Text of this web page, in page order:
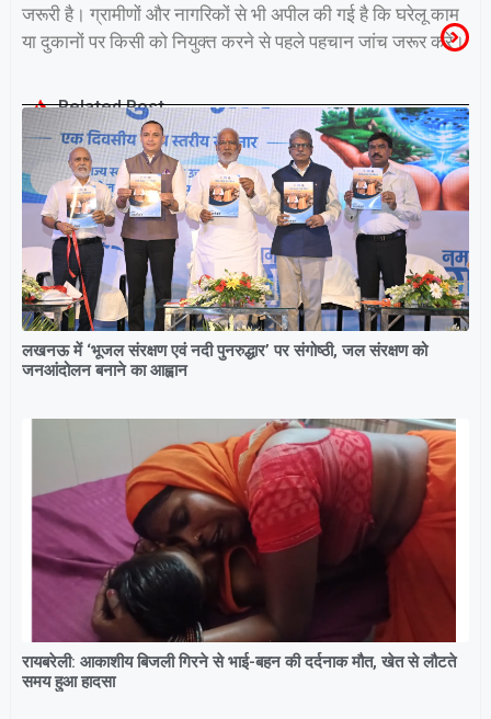
जरूरी है। ग्रामीणों और नागरिकों से भी अपील की गई है कि घरेलू काम
या दुकानों पर किसी को नियुक्त करने से पहले पहचान जांच जरूर करें।
Related Post
लखनऊ में ‘भूजल संरक्षण एवं नदी पुनरुद्धार’ पर संगोष्ठी, जल संरक्षण को
जनआंदोलन बनाने का आह्वान
रायबरेली: आकाशीय बिजली गिरने से भाई-बहन की दर्दनाक मौत, खेत से लौटते
समय हुआ हादसा